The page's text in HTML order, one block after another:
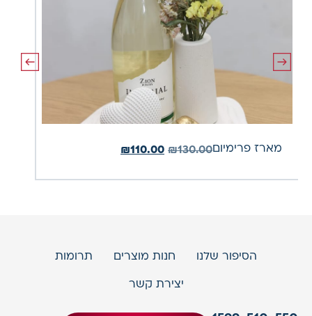
מארז פרימיום ₪130.00
₪110.00
הסיפור שלנו חנות מוצרים תרומות
יצירת קשר